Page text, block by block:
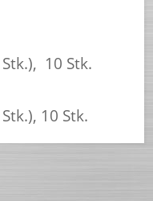
10 Stk.
10 Stk.